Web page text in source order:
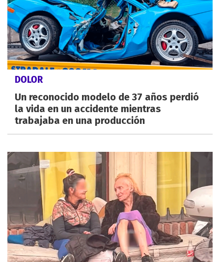
DOLOR
Un reconocido modelo de 37 años perdió
la vida en un accidente mientras
trabajaba en una producción